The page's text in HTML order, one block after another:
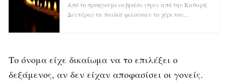
Από το προηγούμενο βράδυ (πριν από την Καθαρή
Δευτέρα) τα παιδιά φιλούσαν το χέρι του…
Το όνομα είχε δικαίωμα να το επιλέξει ο
δεξάμενος, αν δεν είχαν αποφασίσει οι γονείς.